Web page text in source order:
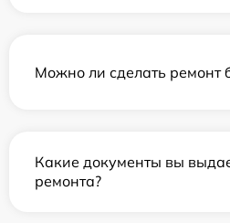
Можно ли сделать ремонт
Какие документы вы
ремонта?